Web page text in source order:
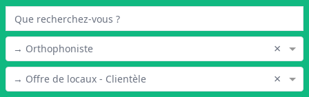
→ Orthophoniste ×
→ Offre de locaux - Clientèle ×